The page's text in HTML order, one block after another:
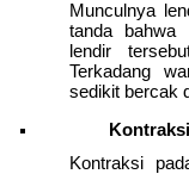
Munculnya
tanda bahwa
lendir
Terkadang
sedikit bercak
Kontraksi